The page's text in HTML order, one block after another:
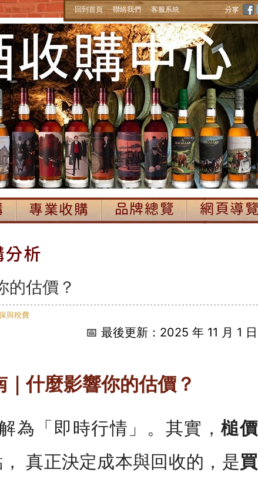
‧回到首頁 ‧聯絡我們 ‧客服系統
的估價？
📅 最後更新：2025 年 11 月 1 日
什麼影響你的估價？
為「即時行情」。其實，槌價
真正決定成本與回收的，是買